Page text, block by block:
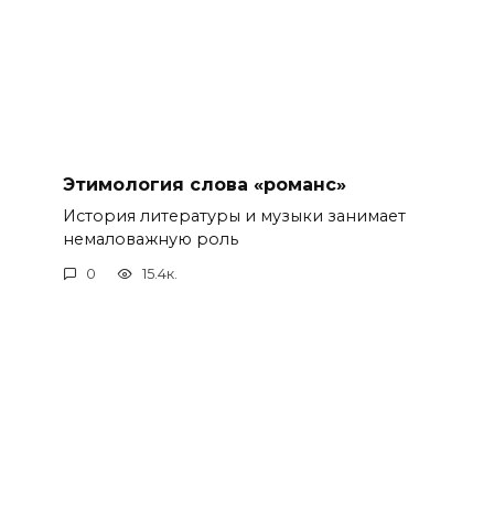
Этимология слова «романс»
История литературы и музыки занимает
немаловажную роль
0 15.4к.